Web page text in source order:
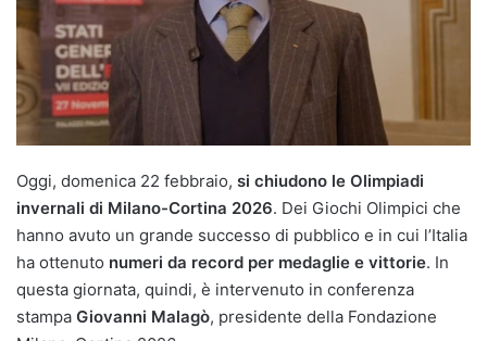
Oggi, domenica 22 febbraio, si chiudono le Olimpiadi
invernali di Milano-Cortina 2026. Dei Giochi Olimpici che
hanno avuto un grande successo di pubblico e in cui l’Italia
ha ottenuto numeri da record per medaglie e vittorie. In
questa giornata, quindi, è intervenuto in conferenza
stampa Giovanni Malagò, presidente della Fondazione